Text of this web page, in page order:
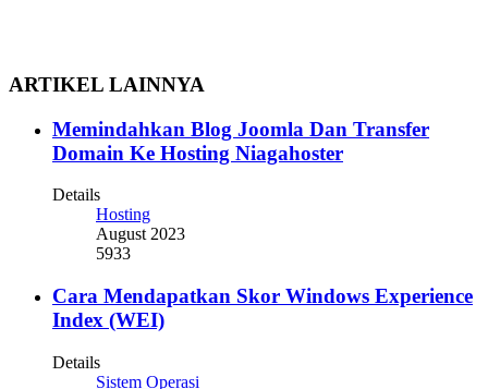
ARTIKEL LAINNYA
Memindahkan Blog Joomla Dan Transfer
Domain Ke Hosting Niagahoster
Details
Hosting
August 2023
5933
Cara Mendapatkan Skor Windows Experience
Index (WEI)
Details
Sistem Operasi